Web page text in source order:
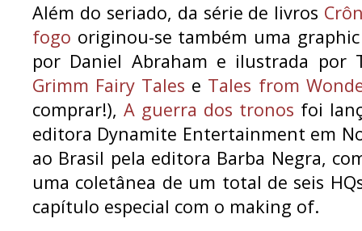
Além do seriado, da série de livros
fogo originou-se também uma
por Daniel Abraham e ilustrada por
Grimm Fairy Tales e Tales from
comprar!), A guerra dos tronos foi
editora Dynamite Entertainment em
ao Brasil pela editora Barba Negra,
uma coletânea de um total de seis
capítulo especial com o making of.